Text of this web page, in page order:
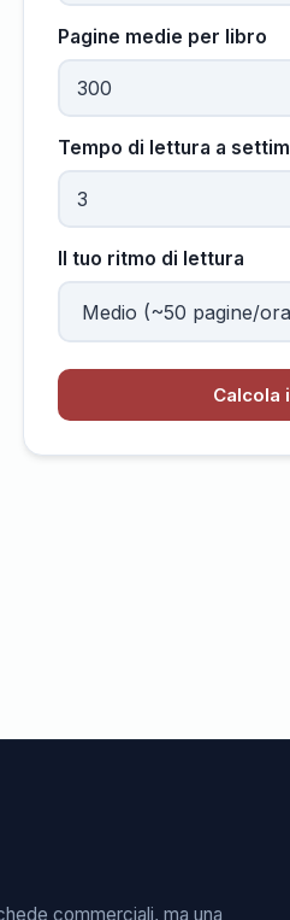
Pagine medie per libro
Tempo di lettura a
Il tuo ritmo di lettura
Calcola
commerciali, ma una